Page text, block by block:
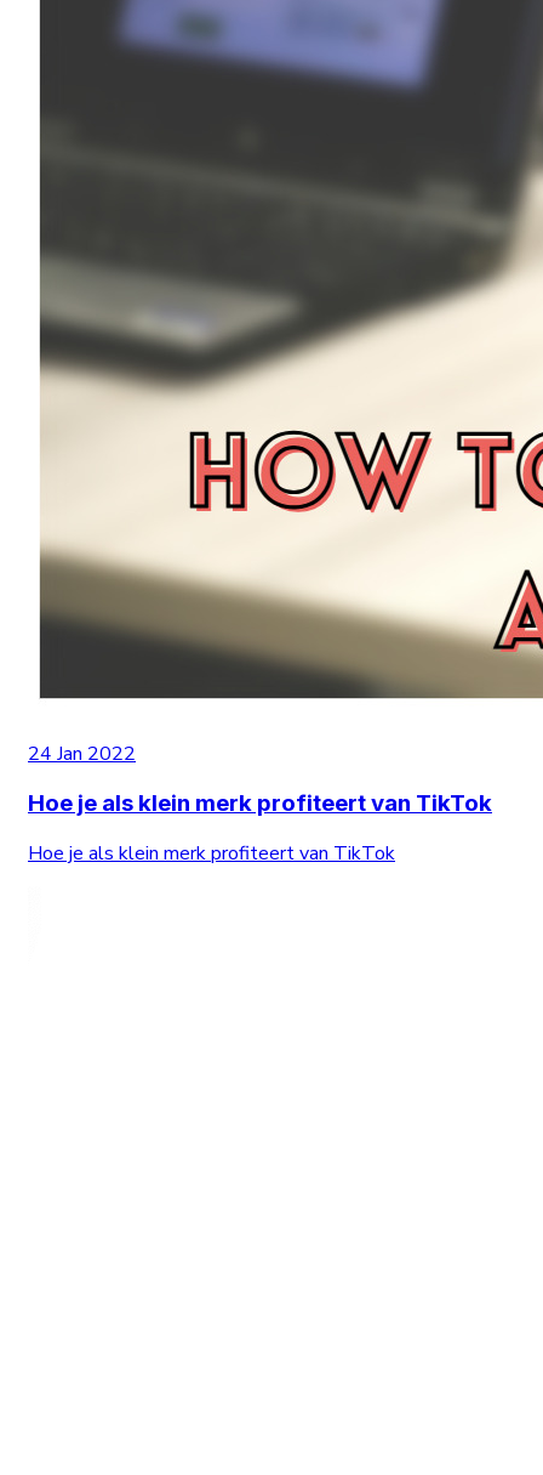
24 Jan 2022
Hoe je als klein merk profiteert van TikTok
Hoe je als klein merk profiteert van TikTok